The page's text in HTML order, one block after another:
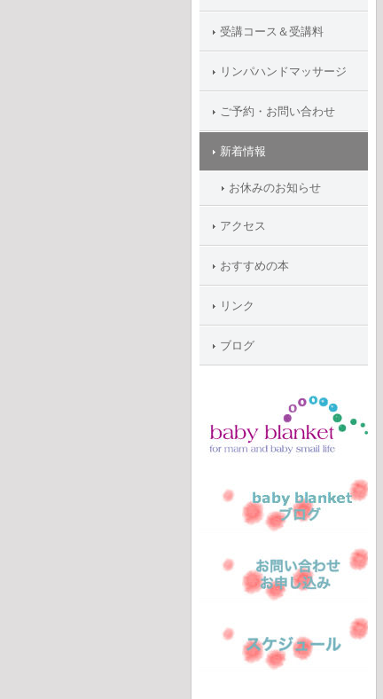
受講コース＆受講料
リンパハンドマッサージ
ご予約・お問い合わせ
新着情報
お休みのお知らせ
アクセス
おすすめの本
リンク
ブログ